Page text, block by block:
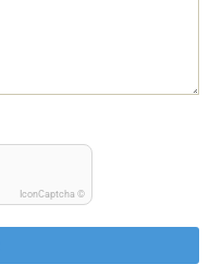
IconCaptcha ©